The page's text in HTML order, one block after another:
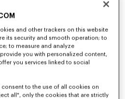
330 €
and other trackers on this website
its security and smooth operation; to
to measure and analyze
you with personalized content,
you services linked to social
to the use of all cookies on
all", only the cookies that are strictly